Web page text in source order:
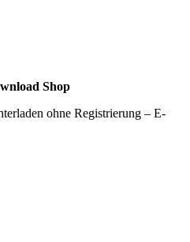
Shop
ohne Registrierung – E-